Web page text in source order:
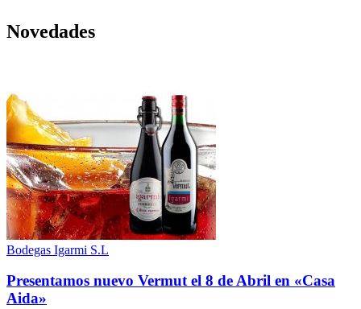
Novedades
Bodegas Igarmi S.L
Presentamos nuevo Vermut el 8 de Abril en «Casa
Aida»